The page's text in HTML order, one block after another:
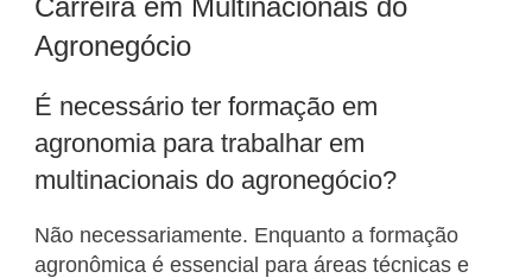
Agronegócio
É necessário ter formação em
agronomia para trabalhar em
multinacionais do agronegócio?
Não necessariamente. Enquanto a formação
agronômica é essencial para áreas técnicas e